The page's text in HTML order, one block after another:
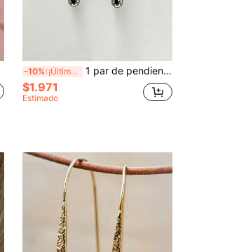
-10% ¡Últimos 3 días 1 par de pendientes de acero inoxidable con colgante en forma de lágrima, estilo minimalista y de moda, joyería versátil adecuada para que las mujeres los usen en todas las estaciones, opción ideal para uso diario, fiestas y atuendos casuales
$1.971
Estimado